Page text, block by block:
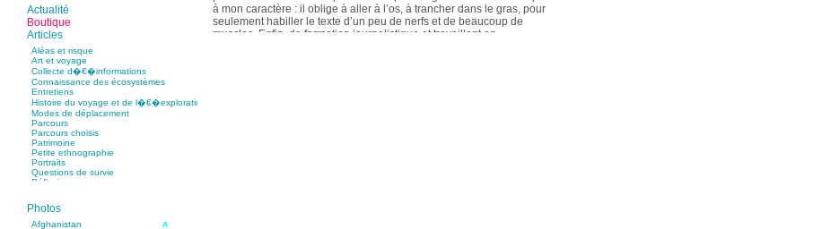
Bastide Fabien
Baudin Julie
Baujard Jacques
Bazin Sylvain
Bellanger Marc
Bellec Hervé
Belleville Régis
Benestar Géraldine
Benoist Yann
Bertrand Jordane
Bertrandy Antoine
Bezsonov Youri
Bideau Michel-Cosme
Billard Yannick
Blanchet Anne-Lise
Bluntzer Christophe
Bobin Mathieu
Boch Anne-Laure
Boch Julie
Boillot Henri
Bonnem Éric
Boudart Jean-Louis
Actualité
Boutique
Articles
Aléas et risque
Art et voyage
Collecte d�€�informations
Connaissance des écosystèmes
Entretiens
Histoire du voyage et de l�€�exploration
Modes de déplacement
Parcours
Parcours choisis
Patrimoine
Petite ethnographie
Portraits
Questions de survie
Réflexions
Photos
Afghanistan
à mon caractère : il oblige à aller à l’os, à trancher dans le gras, pour
seulement habiller le texte d’un peu de nerfs et de beaucoup de
muscles. Enfin, de formation journalistique et travaillant en